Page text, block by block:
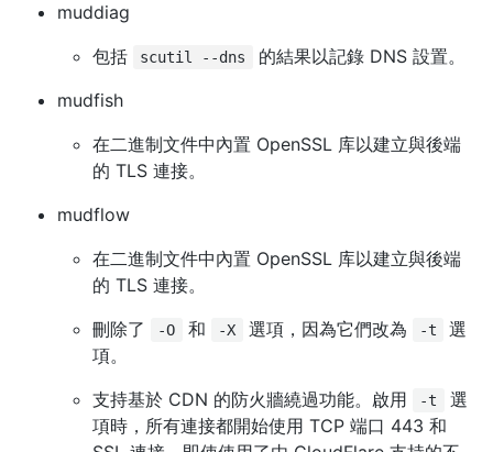
muddiag
包括
scutil --dns
的結果以記錄 DNS 設置。
mudfish
在二進制文件中內置 OpenSSL 库以建立與後端
的 TLS 連接。
mudflow
在二進制文件中內置 OpenSSL 库以建立與後端
的 TLS 連接。
刪除了
-O 和 -X 選項，因為它們改為 -t
選
項。
支持基於 CDN 的防火牆繞過功能。啟用
-t
選
項時，所有連接都開始使用 TCP 端口 443 和